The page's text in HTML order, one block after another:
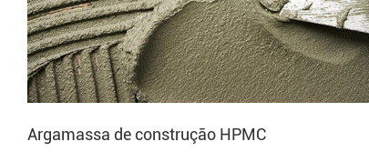
Argamassa de construção HPMC